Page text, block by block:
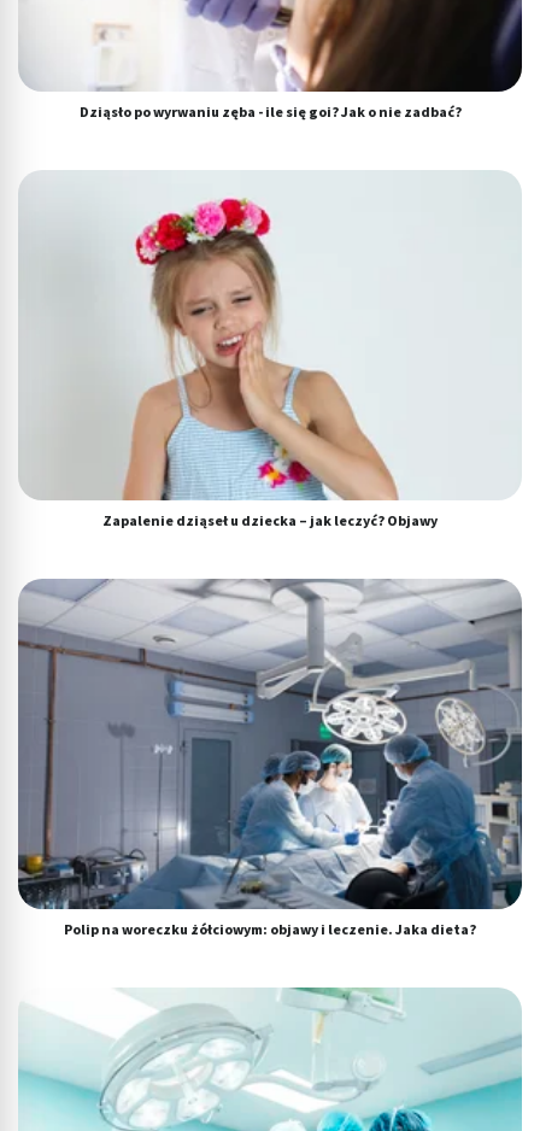
Dziąsło po wyrwaniu zęba - ile się goi? Jak o nie zadbać?
Zapalenie dziąseł u dziecka – jak leczyć? Objawy
Polip na woreczku żółciowym: objawy i leczenie. Jaka dieta?